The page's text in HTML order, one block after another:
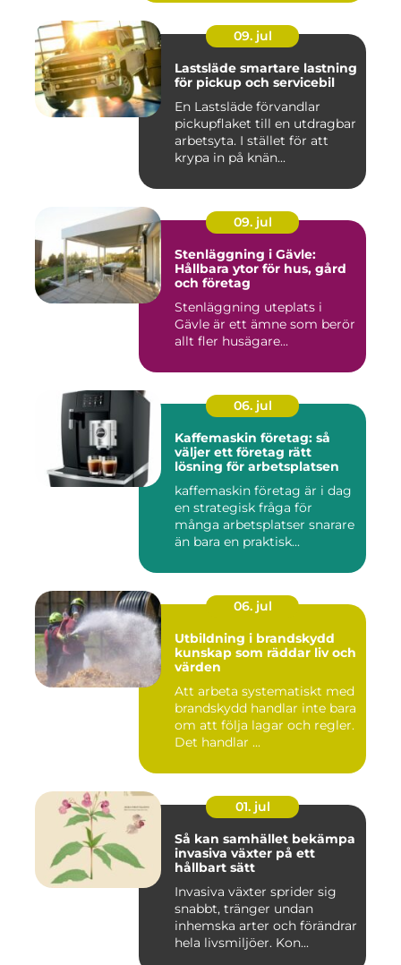
09. jul
Lastsläde smartare lastning
för pickup och servicebil
En Lastsläde förvandlar
pickupflaket till en utdragbar
arbetsyta. I stället för att
krypa in på knän...
09. jul
Stenläggning i Gävle:
Hållbara ytor för hus, gård
och företag
Stenläggning uteplats i
Gävle är ett ämne som berör
allt fler husägare...
06. jul
Kaffemaskin företag: så
väljer ett företag rätt
lösning för arbetsplatsen
kaffemaskin företag är i dag
en strategisk fråga för
många arbetsplatser snarare
än bara en praktisk...
06. jul
Utbildning i brandskydd
kunskap som räddar liv och
värden
Att arbeta systematiskt med
brandskydd handlar inte bara
om att följa lagar och regler.
Det handlar ...
01. jul
Så kan samhället bekämpa
invasiva växter på ett
hållbart sätt
Invasiva växter sprider sig
snabbt, tränger undan
inhemska arter och förändrar
hela livsmiljöer. Kon...